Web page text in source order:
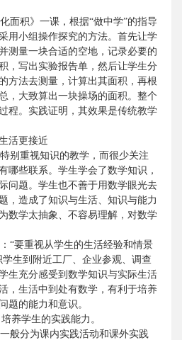
面积》一课，根据“做中学”的指导
用小组操作探究的方法。首先让学
测量一块合适的空地，记录必要的
，写出实验报告单，然后让学生分
方法去测量，计算出其面积，再根
，大致算出一块操场的面积。整个
程。实践证明，其效果是传统教学
活更接近
别重视知识的教学，而很少关注
哪些联系。学生学会了数学知识，
问题。学生也不善于用数学眼光去
，造成了知识与生活、知识与能力
数学太抽象、不容易理解，对数学
“要重视从学生的生活经验和情景
生到附近工厂、企业参观、调查
生充分感受到数学知识与实际生活
，生活中到处有数学，有利于培养
题的能力和意识。
养学生的实践能力。
般分为课内实践活动和课外实践